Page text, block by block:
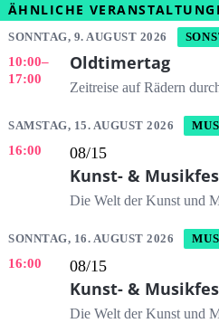
ÄHNLICHE
SONNTAG, 9. AUGUST 2026
10:00–
17:00
Oldtimertag
Zeitreise auf Rädern
SAMSTAG, 15. AUGUST 2026
16:00 08/15
Kunst- &
Die Welt der Kunst und
SONNTAG, 16. AUGUST 2026
16:00 08/15
Kunst- &
Die Welt der Kunst und